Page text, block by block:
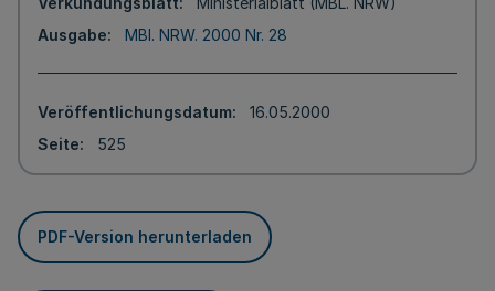
Ausgabe
MBl. NRW. 2000 Nr. 28
Veröffentlichungsdatum
16.05.2000
Seite
525
PDF-Version herunterladen